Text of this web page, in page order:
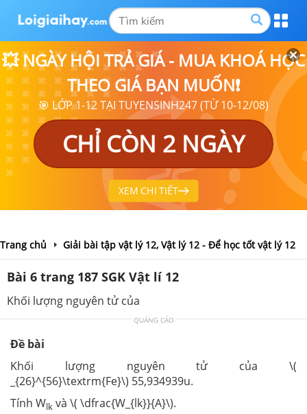
💥 NGÀY HỘI TRẢ GIÁ - MUA KHOÁ HỌC
THEO GIÁ BẠN MUỐN❗
🎯 LỚP 1-12 TẠI TUYENSINH247 (TỪ 10-12/08)
CHỈ CÒN 2 NGÀY
XEM CHI TIẾT
Trang chủ Giải bài tập vật lý 12, Vật lý 12 - Để học tốt vật lý 12
Bài 6 trang 187 SGK Vật lí 12
Khối lượng nguyên tử của
QUẢNG CÁO
Đề bài
Khối lượng nguyên tử của \(
_{26}^{56}\textrm{Fe}\) 55,934939u.
Tính Wlk và \( \dfrac{W_{lk}}{A}\).